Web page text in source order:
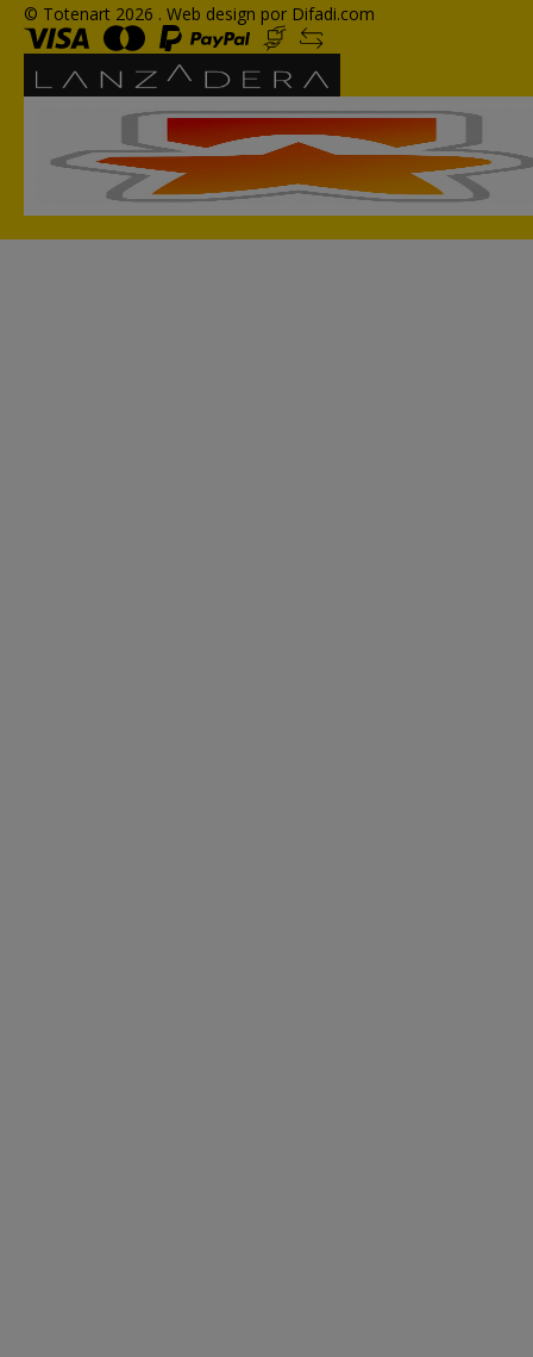
© Totenart 2026 . Web design por Difadi.com